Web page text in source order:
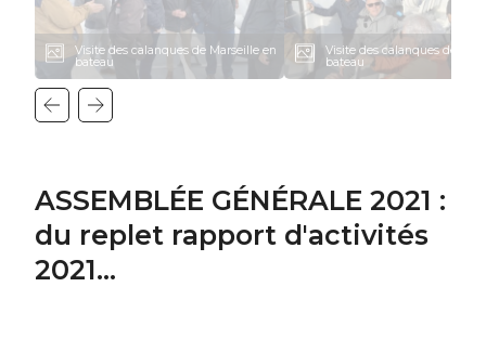
Visite des calanques de Marseille en
bateau
Visite des calanques de
bateau
ASSEMBLÉE GÉNÉRALE 2021 :
du replet rapport d'activités
2021...